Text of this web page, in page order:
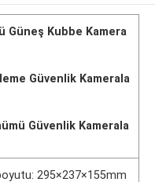
Güneş Kubbe Kamera
Güvenlik Kamerala
Güvenlik Kamerala
295×237×155mm